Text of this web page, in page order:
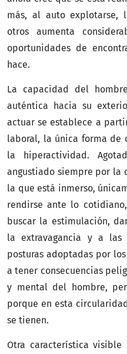
más, al auto explotarse,
otros aumenta
oportunidades de
hace.
La capacidad del
auténtica hacia su
actuar se establece a
laboral, la única forma de
la hiperactividad.
angustiado siempre por
la que está inmerso,
rendirse ante lo
buscar la estimulación,
la extravagancia y a las
posturas adoptadas por
a tener consecuencias
y mental del hombre,
porque en esta
se tienen.
Otra característica